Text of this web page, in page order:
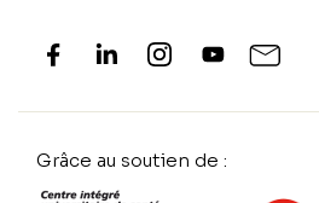
Grâce au soutien de :